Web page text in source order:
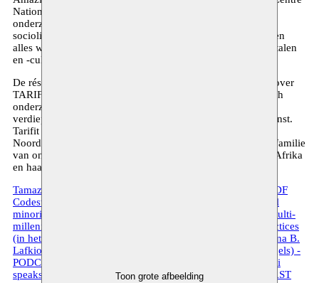
Toon grote afbeelding
National de la Recherche Scientifique is. Haar
onderzoeksinteresses en -projecten betreffen linguïstiek,
sociolinguïstiek, geolinguïstiek, linguïstische antropologie en
alles wat te maken heeft met Noord-Afrika en de Amazigh-talen
en -culturen.
De résidentie bij Moussem maakt deel uit van haar project over
TARIFIT ARTISTRY waarin Lafkioui, naast haar academisch
onderzoek, haar beginnend artistieke praktijk verder wil
verdiepen in de vorm van poëzie, tekenen en beeldhouwkunst.
Tarifit verwijst naar de Tamazight-taal van de Rif (Noord-,
Noordwest- en Noordoost-Marokko); Tamazight is een taalfamilie
van ongeveer veertig talen die worden beoefend in Noord-Afrika
en haar diaspora.
Tamazight. Taal, macht en identiteit (in het Nederlands) - PDF
Codeswitching and artistic performance among multilingual
minorities in Flanders (in het Engels) - PDF
Tamazight. A multi-
millennial journey of a language family and its cultural practices
(in het Engels) - VIDEO
Twiza Podcast XXIII, Prof. Dr. Mena B.
Lafkioui speaks about the language ’Tamazight’ (in het Engels) -
PODCAST
Twiza Podcast XXIV, Prof. Dr. Mena B. Lafkioui
speaks about the language ‘Tarifit’ (in het Engels) - PODCAST